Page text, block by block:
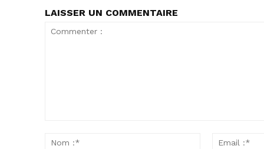
LAISSER UN COMMENTAIRE